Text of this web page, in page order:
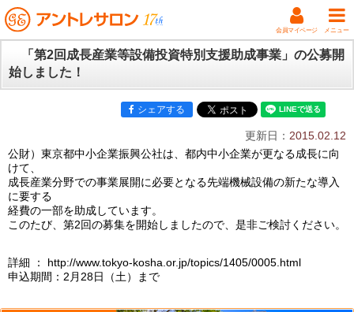
会員マイページ メニュー
「第2回成長産業等設備投資特別支援助成事業」の公募開
始しました！
シェアする
更新日： 2015.02.12
公財）東京都中小企業振興公社は、都内中小企業が更なる成長に向
けて、
成長産業分野での事業展開に必要となる先端機械設備の新たな導入
に要する
経費の一部を助成しています。
このたび、第2回の募集を開始しましたので、是非ご検討ください。
詳細 ： http://www.tokyo-kosha.or.jp/topics/1405/0005.html
申込期間：2月28日（土）まで